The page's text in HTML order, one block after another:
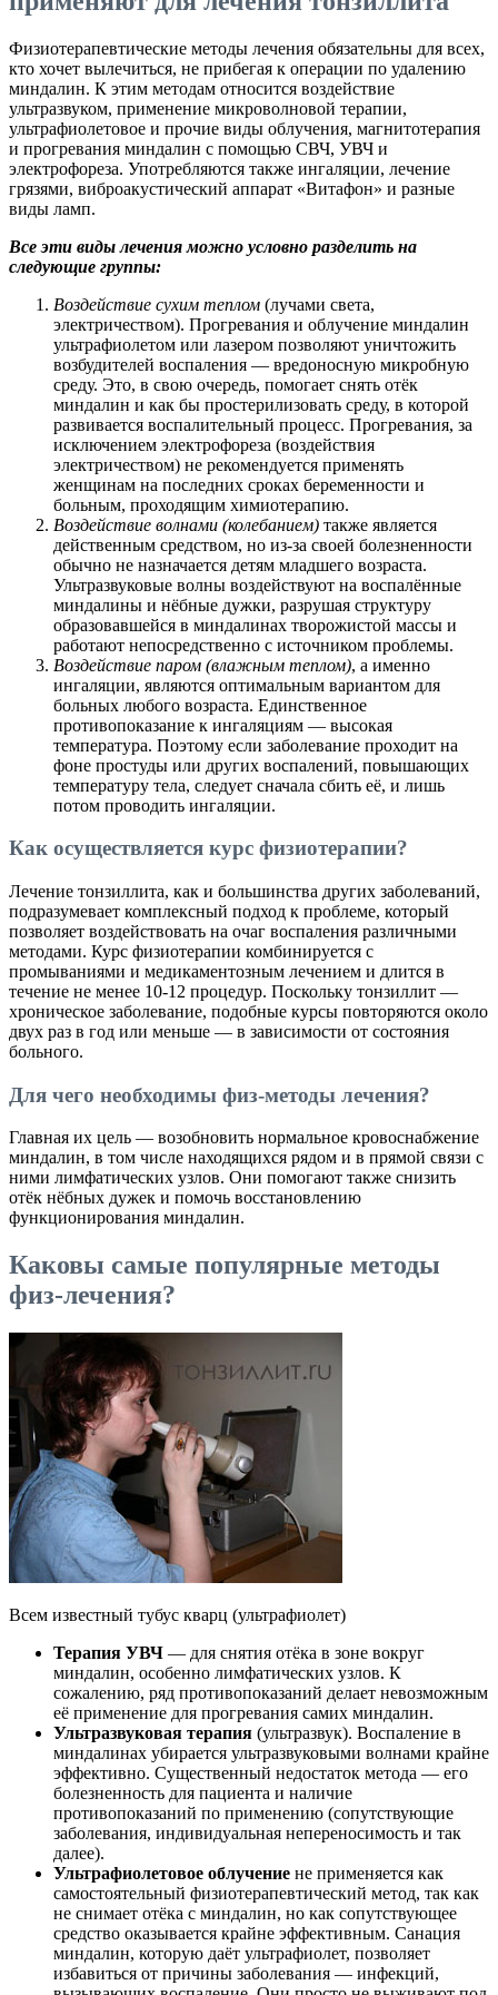
Физиотерапевтические методы лечения обязательны для всех,
кто хочет вылечиться, не прибегая к операции по удалению
миндалин. К этим методам относится воздействие
ультразвуком, применение микроволновой терапии,
ультрафиолетовое и прочие виды облучения, магнитотерапия
и прогревания миндалин с помощью СВЧ, УВЧ и
электрофореза. Употребляются также ингаляции, лечение
грязями, виброакустический аппарат «Витафон» и разные
виды ламп.
Все эти виды лечения можно условно разделить на
следующие группы:
Воздействие сухим теплом (лучами света,
электричеством). Прогревания и облучение миндалин
ультрафиолетом или лазером позволяют уничтожить
возбудителей воспаления — вредоносную микробную
среду. Это, в свою очередь, помогает снять отёк
миндалин и как бы простерилизовать среду, в которой
развивается воспалительный процесс. Прогревания, за
исключением электрофореза (воздействия
электричеством) не рекомендуется применять
женщинам на последних сроках беременности и
больным, проходящим химиотерапию.
Воздействие волнами (колебанием) также является
действенным средством, но из-за своей болезненности
обычно не назначается детям младшего возраста.
Ультразвуковые волны воздействуют на воспалённые
миндалины и нёбные дужки, разрушая структуру
образовавшейся в миндалинах творожистой массы и
работают непосредственно с источником проблемы.
Воздействие паром (влажным теплом), а именно
ингаляции, являются оптимальным вариантом для
больных любого возраста. Единственное
противопоказание к ингаляциям — высокая
температура. Поэтому если заболевание проходит на
фоне простуды или других воспалений, повышающих
температуру тела, следует сначала сбить её, и лишь
потом проводить ингаляции.
Как осуществляется курс физиотерапии?
Лечение тонзиллита, как и большинства других заболеваний,
подразумевает комплексный подход к проблеме, который
позволяет воздействовать на очаг воспаления различными
методами. Курс физиотерапии комбинируется с
промываниями и медикаментозным лечением и длится в
течение не менее 10-12 процедур. Поскольку тонзиллит —
хроническое заболевание, подобные курсы повторяются около
двух раз в год или меньше — в зависимости от состояния
больного.
Для чего необходимы физ-методы лечения?
Главная их цель — возобновить нормальное кровоснабжение
миндалин, в том числе находящихся рядом и в прямой связи с
ними лимфатических узлов. Они помогают также снизить
отёк нёбных дужек и помочь восстановлению
функционирования миндалин.
Каковы самые популярные методы
физ-лечения?
Всем известный тубус кварц (ультрафиолет)
Терапия УВЧ — для снятия отёка в зоне вокруг
миндалин, особенно лимфатических узлов. К
сожалению, ряд противопоказаний делает невозможным
её применение для прогревания самих миндалин.
Ультразвуковая терапия (ультразвук). Воспаление в
миндалинах убирается ультразвуковыми волнами крайне
эффективно. Существенный недостаток метода — его
болезненность для пациента и наличие
противопоказаний по применению (сопутствующие
заболевания, индивидуальная непереносимость и так
далее).
Ультрафиолетовое облучение не применяется как
самостоятельный физиотерапевтический метод, так как
не снимает отёка с миндалин, но как сопутствующее
средство оказывается крайне эффективным. Санация
миндалин, которую даёт ультрафиолет, позволяет
избавиться от причины заболевания — инфекций,